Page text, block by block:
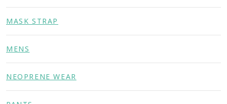
MASK STRAP
MENS
NEOPRENE WEAR